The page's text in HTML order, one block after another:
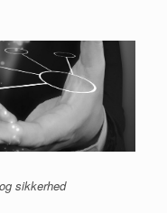
sikkerhed